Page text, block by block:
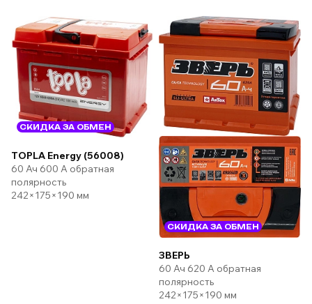
СКИДКА ЗА ОБМЕН
TOPLA Energy (56008)
60 Ач 600 А обратная
полярность
242×175×190 мм
СКИДКА ЗА ОБМЕН
ЗВЕРЬ
60 Ач 620 А обратная
полярность
242×175×190 мм